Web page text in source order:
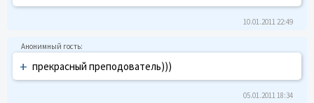
10.01.2011 22:49
+ прекрасный преподователь)))
05.01.2011 18:34